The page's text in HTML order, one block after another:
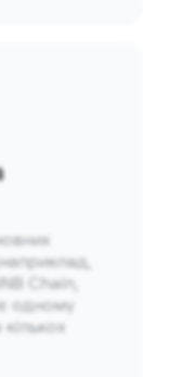
Chain,
одному